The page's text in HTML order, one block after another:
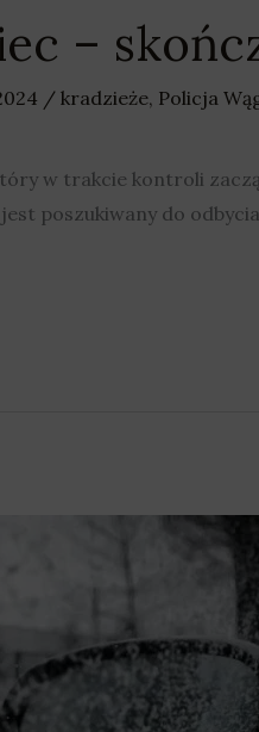
–
/ kradzieże, Policja
w trakcie kontroli
poszukiwany do